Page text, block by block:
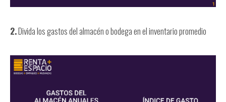
2.Divida los gastos del almacén o bodega en el inventario promedio